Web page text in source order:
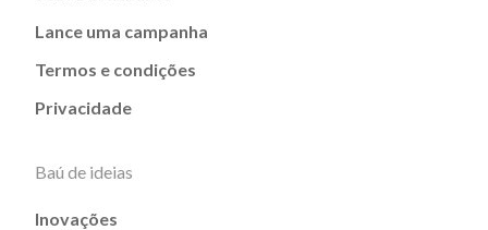
Lance uma campanha
Termos e condições
Privacidade
Baú de ideias
Inovações